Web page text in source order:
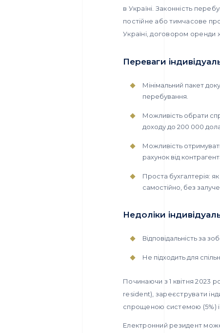
в Україні. Законність
постійне або тимчасове
Україні, договором оренди
Переваги
Мінімальний пакет
перебування.
Можливість обрати
доходу до 200 000
Можливість
рахунок від
Проста бухгалтерія: як
самостійно, без
Недоліки
Відповідальність за
Не підходить для
Починаючи з 1 квітня 2023
resident), зареєструвати
спрощеною системою (5%)
Електронний резидент може